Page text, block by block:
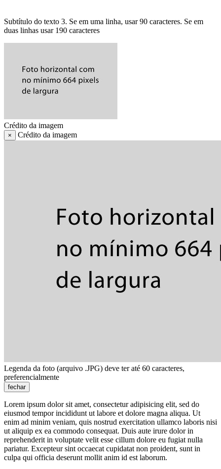
Subtítulo do texto 3. Se em uma linha, usar 90 caracteres. Se em
duas linhas usar 190 caracteres
Crédito da imagem
× Crédito da imagem
Legenda da foto (arquivo .JPG) deve ter até 60 caracteres,
preferencialmente
fechar
Lorem ipsum dolor sit amet, consectetur adipisicing elit, sed do
eiusmod tempor incididunt ut labore et dolore magna aliqua. Ut
enim ad minim veniam, quis nostrud exercitation ullamco laboris nisi
ut aliquip ex ea commodo consequat. Duis aute irure dolor in
reprehenderit in voluptate velit esse cillum dolore eu fugiat nulla
pariatur. Excepteur sint occaecat cupidatat non proident, sunt in
culpa qui officia deserunt mollit anim id est laborum.